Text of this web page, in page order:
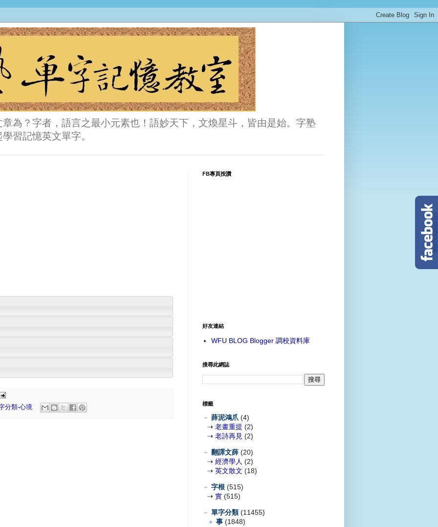
為？字者，語言之最小元素也！語妙天下，文煥星斗，皆由是始。字塾
習記憶英文單字。
分類-心境
FB專頁按讚
好友連結
WFU BLOG Blogger 調校資料庫
搜尋此網誌
標籤
－ 薛泥鴻爪 (4)
⇢ 老畫重提 (2)
⇢ 老詩再見 (2)
－ 翻譯文薛 (20)
⇢ 經濟學人 (2)
⇢ 英文散文 (18)
－ 字根 (515)
⇢ 實 (515)
－ 單字分類 (11455)
＋ 事 (1848)